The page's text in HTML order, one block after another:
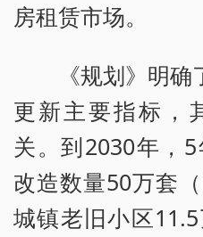
房租赁市场。
《规划》明确
更新主要指标，
关。到2030年，
改造数量50万套
城镇老旧小区